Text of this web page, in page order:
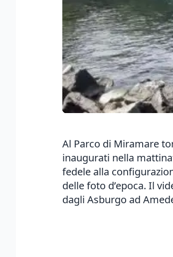
Al Parco di Miramare
inaugurati nella
fedele alla
delle foto d’epoca. Il
dagli Asburgo ad